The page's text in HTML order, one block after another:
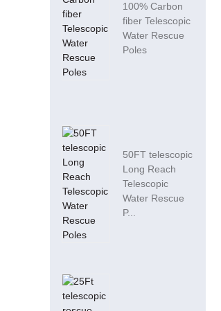
100% Carbon
fiber Telescopic
Water Rescue
Poles
50FT telescopic
Long Reach
Telescopic
Water Rescue
P...